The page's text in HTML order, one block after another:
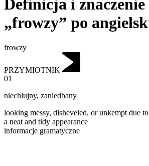
Definicja i znaczenie
„frowzy” po
frowzy
PRZYMIOTNIK
01
niechlujny, zaniedbany
looking messy, disheveled, or unkempt due
a neat and tidy appearance
informacje gramatyczne